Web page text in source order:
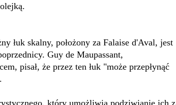
łuk skalny, położony za Falaise d'Aval, jest
Guy de Maupassant,
pisał, że przez ten łuk "może przepłynąć
który umożliwia podziwianie ich z